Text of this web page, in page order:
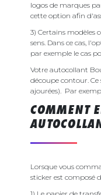
logos de marques
cette option afin
3) Certains
sens. Dans ce cas,
par exemple le cas
Votre autocollant
découpe contour. Ce
ajourées). Par
COMMENT
Lorsque vous
sticker est composé